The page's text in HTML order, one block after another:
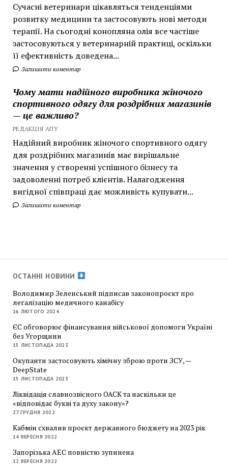
Сучасні ветеринари цікавляться тенденціями
розвитку медицини та застосовують нові методи
терапії. На сьогодні конопляна олія все частіше
застосовуються у ветеринарній практиці, оскільки
її ефективність доведена...
Залишити коментар
Чому мати надійного виробника жіночого
спортивного одягу для роздрібних магазинів
— це важливо?
РЕДАКЦІЯ АПУ
Надійний виробник жіночого спортивного одягу
для роздрібних магазинів має вирішальне
значення у створенні успішного бізнесу та
задоволенні потреб клієнтів. Налагодження
вигідної співпраці дає можливість купувати...
Залишити коментар
ОСТАННІ НОВИНИ
Володимир Зеленський підписав законопроєкт про
легалізацію медичного канабісу
16 ЛЮТОГО 2024
ЄС обговорює фінансування військової допомоги Україні
без Угорщини
15 ЛИСТОПАДА 2023
Окупанти застосовують хімічну зброю проти ЗСУ, —
DeepState
15 ЛИСТОПАДА 2023
Ліквідація славнозвісного ОАСК та наскільки це
«відповідає букві та духу закону»?
27 ГРУДНЯ 2022
Кабмін схвалив проєкт державного бюджету на 2023 рік
14 ВЕРЕСНЯ 2022
Запорізька АЕС повністю зупинена
12 ВЕРЕСНЯ 2022